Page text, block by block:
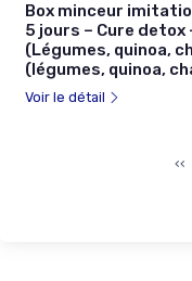
Box minceur
5 jours – Cure detox
(Légumes, quinoa,
(légumes, quinoa,
Voir le détail
‹‹